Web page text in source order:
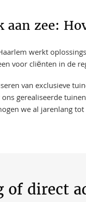
aan zee:
werkt
voor cliënten in de
van exclusieve
gerealiseerde
we al jarenlang
of direct